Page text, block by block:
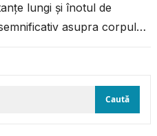
lungi și înotul de
asupra corpului,